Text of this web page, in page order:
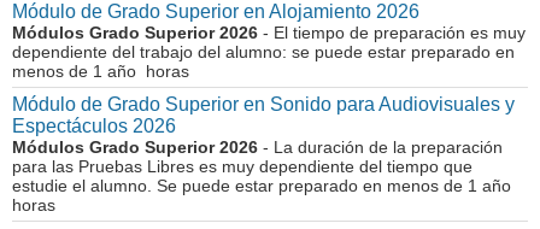
Módulo de Grado Superior en Alojamiento 2026
Módulos Grado Superior 2026 - El tiempo de preparación es muy
dependiente del trabajo del alumno: se puede estar preparado en
menos de 1 año horas
Módulo de Grado Superior en Sonido para Audiovisuales y
Espectáculos 2026
Módulos Grado Superior 2026 - La duración de la preparación
para las Pruebas Libres es muy dependiente del tiempo que
estudie el alumno. Se puede estar preparado en menos de 1 año
horas